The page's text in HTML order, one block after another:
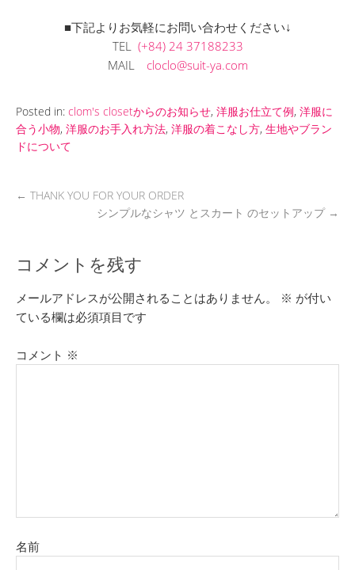
■下記よりお気軽にお問い合わせください↓
TEL (+84) 24 37188233
MAIL cloclo@suit-ya.com
Posted in: clom's closetからのお知らせ, 洋服お仕立て例, 洋服に
合う小物, 洋服のお手入れ方法, 洋服の着こなし方, 生地やブラン
ドについて
← THANK YOU FOR YOUR ORDER
シンプルなシャツ とスカート のセットアップ →
コメントを残す
メールアドレスが公開されることはありません。 ※ が付い
ている欄は必須項目です
コメント ※
名前